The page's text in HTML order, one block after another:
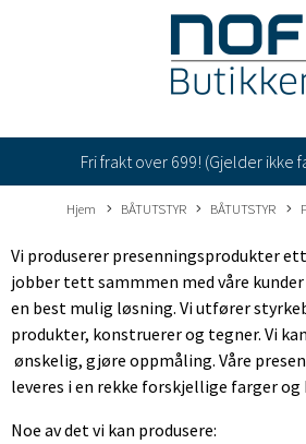
Fri frakt over 699! (Gjelder ikke
Hjem BÅTUTSTYR BÅTUTSTYR
Vi produserer presenningsprodukter
jobber tett sammmen med våre
en best mulig løsning. Vi utfører
produkter, konstruerer og tegner. Vi
ønskelig, gjøre oppmåling. Våre
leveres i en rekke forskjellige farger
Noe av det vi kan produsere: